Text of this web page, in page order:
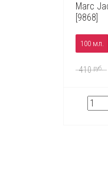
Marc
[9868]
100 мл.
410руб.